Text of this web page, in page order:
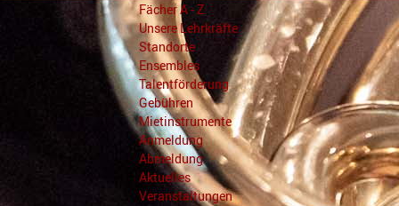
Fächer A - Z
Unsere Lehrkräfte
Standorte
Ensembles
Talentförderung
Gebühren
Mietinstrumente
Anmeldung
Abmeldung
Aktuelles
Veranstaltungen